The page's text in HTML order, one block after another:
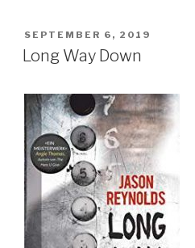
Die
drei
Band
73“
VERÖFFENTLICHT
AM
SEPTEMBER 6, 2019
Long Way Down